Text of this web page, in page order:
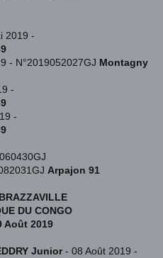
2019 -
- N°2019052027GJ Montagny
-
-
Arpajon 91
DU CONGO
Août 2019
Junior- 08 Août 2019 -